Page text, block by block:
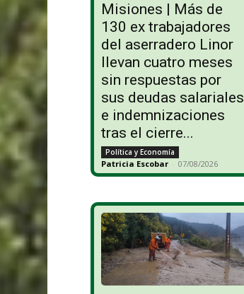
Misiones | Más de
130 ex trabajadores
del aserradero Linor
llevan cuatro meses
sin respuestas por
sus deudas salariales
e indemnizaciones
tras el cierre...
Política y Economía
Patricia Escobar - 07/08/2026